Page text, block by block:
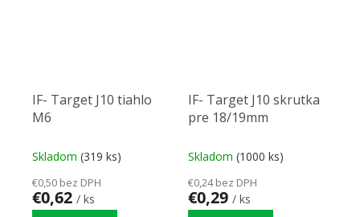
IF- Target J10 tiahlo
M6
Skladom (319 ks)
€0,50 bez DPH
€0,62 / ks
IF- Target J10 skrutka
pre 18/19mm
Skladom (1000 ks)
€0,24 bez DPH
€0,29 / ks